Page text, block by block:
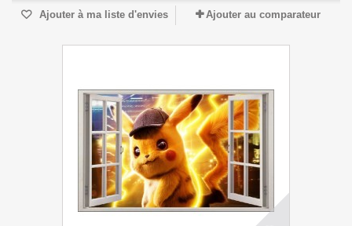
Ajouter à ma liste d'envies Ajouter au comparateur